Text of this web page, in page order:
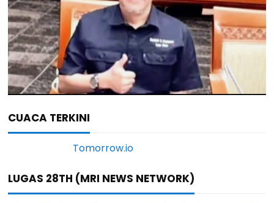
CUACA TERKINI
LUGAS 28TH (MRI NEWS NETWORK)